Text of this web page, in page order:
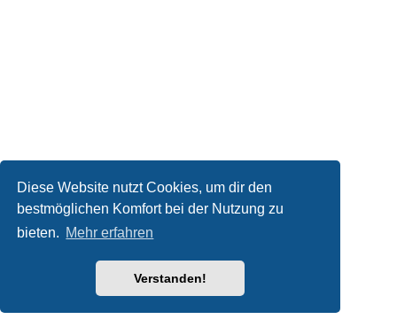
Diese Website nutzt Cookies, um dir den
bestmöglichen Komfort bei der Nutzung zu
bieten. Mehr erfahren
Verstanden!